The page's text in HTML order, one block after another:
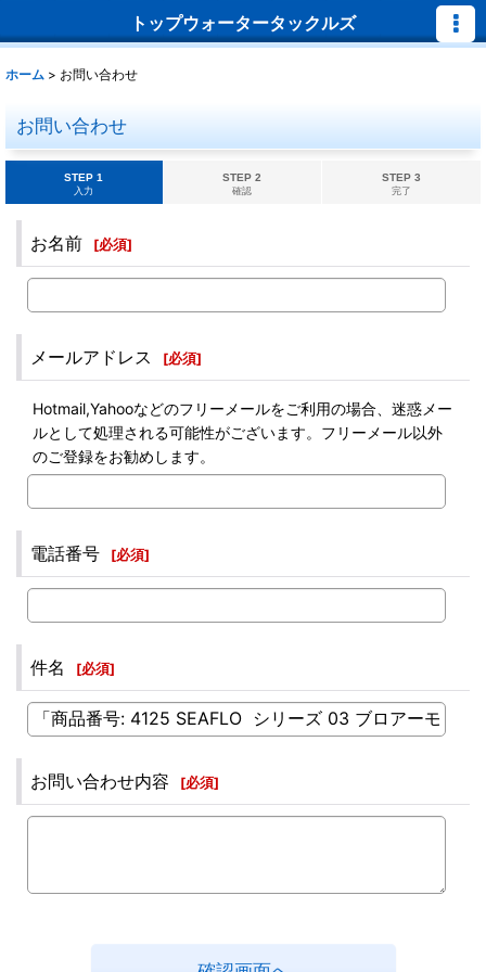
トップウォータータックルズ
ホーム > お問い合わせ
お問い合わせ
STEP 1
入力
STEP 2
確認
STEP 3
完了
お名前 [必須]
メールアドレス [必須]
Hotmail,Yahooなどのフリーメールをご利用の場合、迷惑メー
ルとして処理される可能性がございます。フリーメール以外
のご登録をお勧めします。
電話番号 [必須]
件名 [必須]
お問い合わせ内容 [必須]